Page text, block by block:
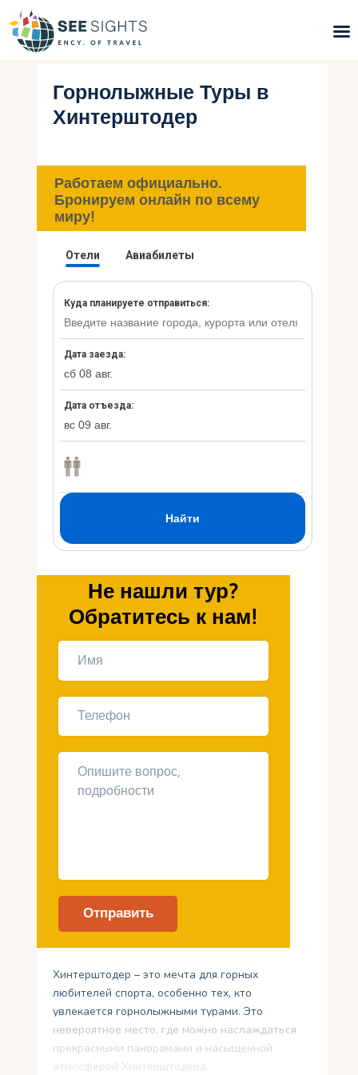
Поиск туров
Горящие туры
Типы Туров
Страны
Инфо
Блог
Контакты
Горнолыжные Туры в
Хинтерштодер
Работаем официально.
Бронируем онлайн по всему
миру!
Не нашли тур?
Обратитесь к нам!
Хинтерштодер – это мечта для горных
любителей спорта, особенно тех, кто
увлекается горнолыжными турами. Это
невероятное место, где можно наслаждаться
прекрасными панорамами и насыщенной
атмосферой Хинтерштодера.